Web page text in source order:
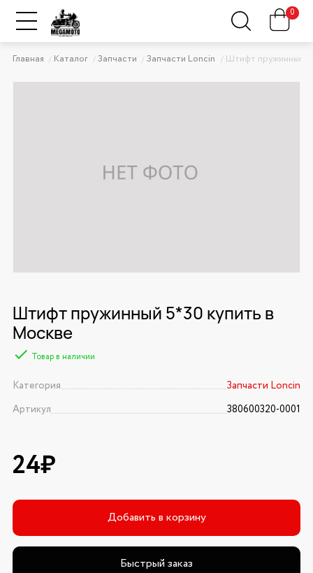
0
Главная Каталог Запчасти Запчасти Loncin Штифт пружинный
Штифт пружинный 5*30 купить в
Москве
Товар в наличии
Категория
Запчасти Loncin
Артикул
380600320-0001
24₽
Добавить в корзину
Быстрый заказ